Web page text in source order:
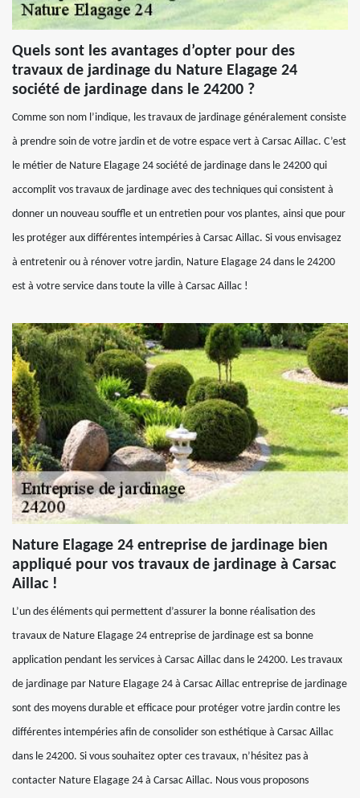
Quels sont les avantages d’opter pour des
travaux de jardinage du Nature Elagage 24
société de jardinage dans le 24200 ?
Comme son nom l’indique, les travaux de jardinage généralement consiste
à prendre soin de votre jardin et de votre espace vert à Carsac Aillac. C’est
le métier de Nature Elagage 24 société de jardinage dans le 24200 qui
accomplit vos travaux de jardinage avec des techniques qui consistent à
donner un nouveau souffle et un entretien pour vos plantes, ainsi que pour
les protéger aux différentes intempéries à Carsac Aillac. Si vous envisagez
à entretenir ou à rénover votre jardin, Nature Elagage 24 dans le 24200
est à votre service dans toute la ville à Carsac Aillac !
Nature Elagage 24 entreprise de jardinage bien
appliqué pour vos travaux de jardinage à Carsac
Aillac !
L’un des éléments qui permettent d’assurer la bonne réalisation des
travaux de Nature Elagage 24 entreprise de jardinage est sa bonne
application pendant les services à Carsac Aillac dans le 24200. Les travaux
de jardinage par Nature Elagage 24 à Carsac Aillac entreprise de jardinage
sont des moyens durable et efficace pour protéger votre jardin contre les
différentes intempéries afin de consolider son esthétique à Carsac Aillac
dans le 24200. Si vous souhaitez opter ces travaux, n’hésitez pas à
contacter Nature Elagage 24 à Carsac Aillac. Nous vous proposons